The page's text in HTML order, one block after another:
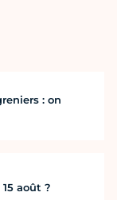
: on
août ?